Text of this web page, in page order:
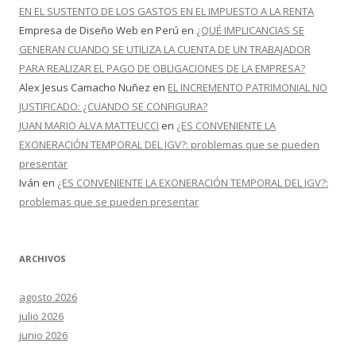
EN EL SUSTENTO DE LOS GASTOS EN EL IMPUESTO A LA RENTA
Empresa de Diseño Web en Perú en ¿QUÉ IMPLICANCIAS SE
GENERAN CUANDO SE UTILIZA LA CUENTA DE UN TRABAJADOR
PARA REALIZAR EL PAGO DE OBLIGACIONES DE LA EMPRESA?
Alex Jesus Camacho Nuñez en EL INCREMENTO PATRIMONIAL NO
JUSTIFICADO: ¿CUANDO SE CONFIGURA?
JUAN MARIO ALVA MATTEUCCI en ¿ES CONVENIENTE LA
EXONERACIÓN TEMPORAL DEL IGV?: problemas que se pueden
presentar
Iván en ¿ES CONVENIENTE LA EXONERACIÓN TEMPORAL DEL IGV?:
problemas que se pueden presentar
ARCHIVOS
agosto 2026
julio 2026
junio 2026